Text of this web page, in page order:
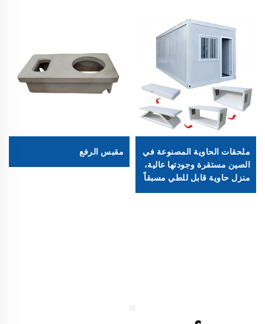
ملحقات الحاوية المصنوعة في
الصين مستقرة وجودتها عالية،
منزل حاوية قابل للطي مسبقاً
مقبس الرفع